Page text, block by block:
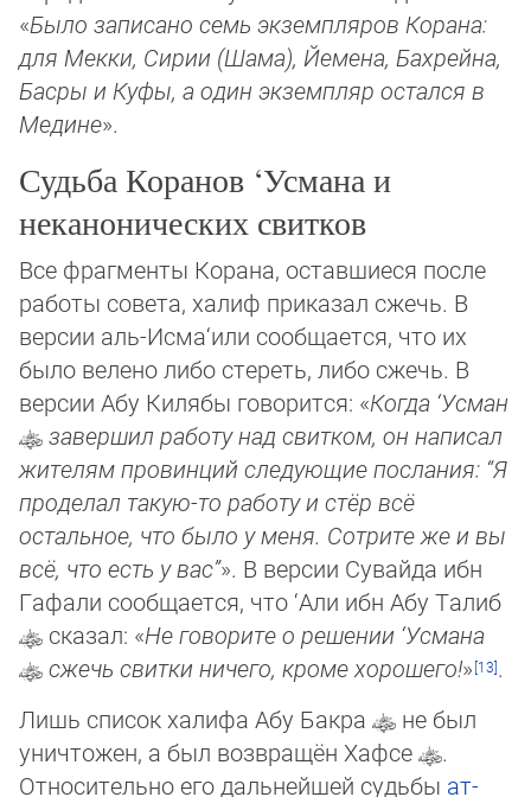
«Было записано семь экземпляров Корана:
для Мекки, Сирии (Шама), Йемена, Бахрейна,
Басры и Куфы, а один эк­земпляр остался в
Медине».
Судьба Коранов ‘Усмана и
неканонических свитков
Все фрагменты Корана, оставшиеся после
работы совета, халиф приказал сжечь. В
версии аль-Исма‘или сообщается, что их
было велено либо стереть, либо сжечь. В
версии Абу Килябы говорится: «Когда ‘Усман
завершил работу над свитком, он написал
жителям провинций следующие послания: “Я
проделал такую-то работу и стёр всё
остальное, что было у меня. Со­три­те же и вы
всё, что есть у вас”». В версии Сувайда ибн
Гафали сообщается, что ‘Али ибн Абу Талиб
сказал: «Не говори­те о решении ‘Усмана
сжечь свитки ничего, кроме хорошего!»
.
Лишь список халифа Абу Бакра
не был
уничтожен, а был возвращён Хафсе
.
Относительно его дальнейшей судьбы ат-